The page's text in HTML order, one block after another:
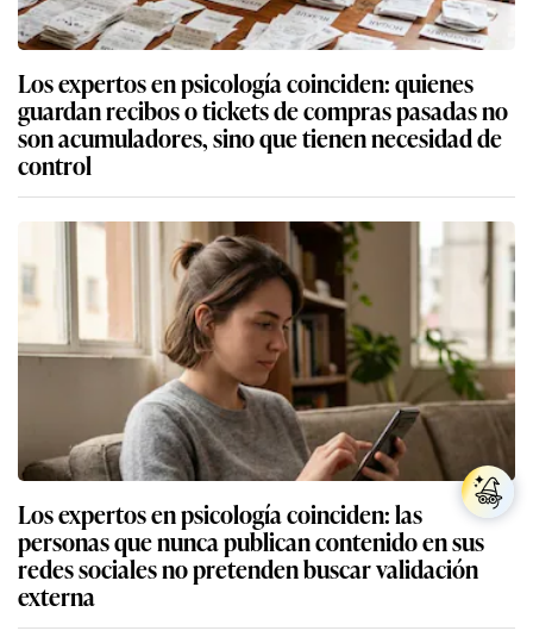
Los expertos en psicología coinciden: quienes
guardan recibos o tickets de compras pasadas no
son acumuladores, sino que tienen necesidad de
control
Los expertos en psicología coinciden: las
personas que nunca publican contenido en sus
redes sociales no pretenden buscar validación
externa